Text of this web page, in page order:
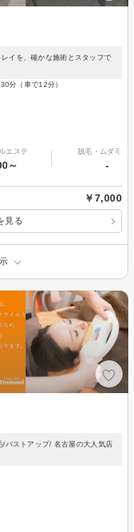
イを、確かな施術とスタッフで
分（車で12分）
エステ
～
脱毛・ムダ毛処
-
￥7,000
見る
バストアップ/ 名古屋の大人気店